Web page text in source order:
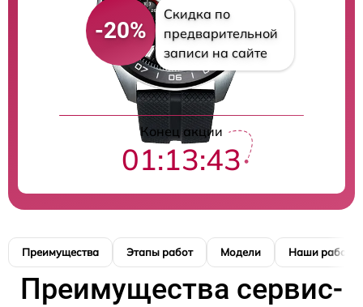
-20%
Скидка по
предварительной
записи на сайте
Конец акции
01:13:42
Преимущества Этапы работ Модели Наши работы
Преимущества сервис-